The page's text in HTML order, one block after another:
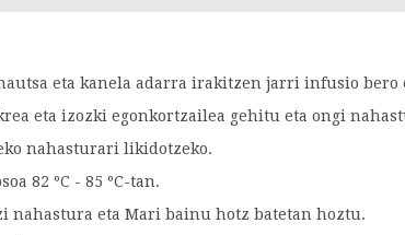
eta kanela adarra irakitzen jarri infusio
eta izozki egonkortzailea gehitu eta ongi
nahasturari likidotzeko.
82 ºC - 85 ºC-tan.
nahastura eta Mari bainu hotz batetan hoztu.